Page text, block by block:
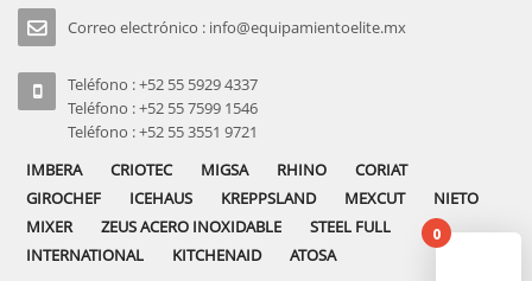
Correo electrónico : info@equipamientoelite.mx
Teléfono : +52 55 5929 4337
Teléfono : +52 55 7599 1546
Teléfono : +52 55 3551 9721
IMBERA
CRIOTEC MIGSA RHINO
CORIAT
GIROCHEF
ICEHAUS KREPPSLAND MEXCUT
NIETO
MIXER
ZEUS ACERO INOXIDABLE
STEEL FULL
INTERNATIONAL
KITCHENAID ATOSA
0